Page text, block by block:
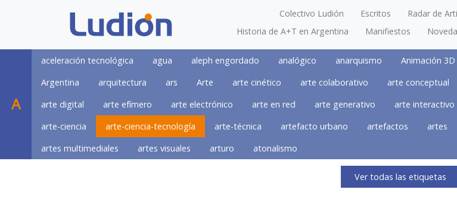
Colectivo Ludión Escritos Radar de
Historia de A+T en Argentina
Manifiestos
A
aceleración tecnológica agua aleph engordado analógico anarquismo Animación 3D
Argentina
arquitectura ars Arte arte cinético arte colaborativo arte conceptual
arte digital
arte efímero arte electrónico arte en red arte generativo arte interactivo
arte-ciencia
arte-ciencia-tecnología arte-técnica artefacto urbano artefactos artes
artes multimediales
artes visuales arturo atonalismo
Ver todas las etiquetas